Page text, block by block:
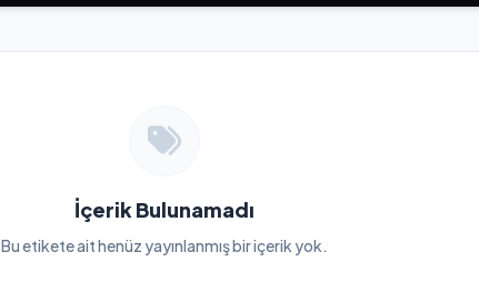
İçerik Bulunamadı
Bu etikete ait henüz yayınlanmış bir içerik yok.